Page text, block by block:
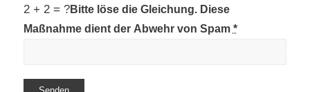
2 + 2 = ?Bitte löse die Gleichung. Diese
Maßnahme dient der Abwehr von Spam *